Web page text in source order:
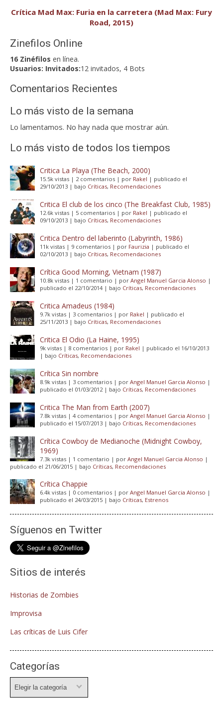
Crítica Mad Max: Furia en la carretera (Mad Max: Fury
Road, 2015)
Zinefilos Online
16 Zinéfilos en línea.
Usuarios: Invitados:12 invitados, 4 Bots
Comentarios Recientes
Lo más visto de la semana
Lo lamentamos. No hay nada que mostrar aún.
Lo más visto de todos los tiempos
Critica La Playa (The Beach, 2000)
15.5k vistas | 2 comentarios | por Rakel | publicado el
29/10/2013 | bajo Críticas, Recomendaciones
Critica El club de los cinco (The Breakfast Club, 1985)
12.6k vistas | 5 comentarios | por Rakel | publicado el
09/10/2013 | bajo Críticas, Recomendaciones
Critica Dentro del laberinto (Labyrinth, 1986)
11k vistas | 9 comentarios | por Faurizia | publicado el
02/10/2013 | bajo Críticas, Recomendaciones
Crítica Good Morning, Vietnam (1987)
10.8k vistas | 1 comentario | por Angel Manuel Garcia Alonso |
publicado el 22/10/2014| bajo Críticas, Recomendaciones
Critica Amadeus (1984)
9.7k vistas | 3 comentarios | por Rakel | publicado el
25/11/2013 | bajo Críticas, Recomendaciones
Critica El Odio (La Haine, 1995)
9k vistas | 8 comentarios | por Rakel | publicado el 16/10/2013
| bajo Críticas, Recomendaciones
Crítica Sin nombre
8.9k vistas | 3 comentarios | por Angel Manuel Garcia Alonso |
publicado el 01/03/2012 | bajo Críticas, Recomendaciones
Critica The Man from Earth (2007)
7.8k vistas | 4 comentarios | por Angel Manuel Garcia Alonso |
publicado el 15/07/2013 | bajo Críticas, Recomendaciones
Crítica Cowboy de Medianoche (Midnight Cowboy,
1969)
7.3k vistas | 1 comentario | por Angel Manuel Garcia Alonso |
publicado el 21/06/2015 | bajo Críticas, Recomendaciones
Crítica Chappie
6.4k vistas | 0 comentarios | por Angel Manuel Garcia Alonso |
publicado el 24/03/2015 | bajo Críticas, Estrenos
Síguenos en Twitter
Sitios de interés
Historias de Zombies
Improvisa
Las críticas de Luis Cifer
Categorías